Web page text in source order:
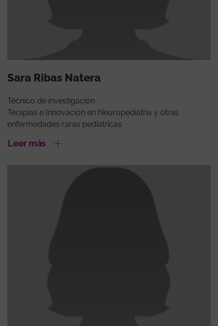
Sara Ribas Natera
Técnico de investigación
Terapias e Innovación en Neuropediatria y otras
enfermedades raras pediátricas
Leer más